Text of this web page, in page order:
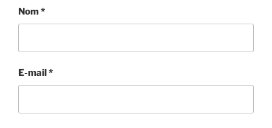
Nom*
E-mail*